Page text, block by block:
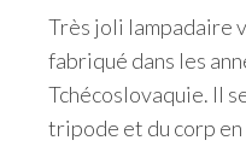
Très joli lampadaire
fabriqué dans les
Tchécoslovaquie. Il
tripode et du corp